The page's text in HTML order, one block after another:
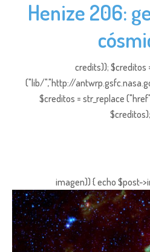
Henize 206:
credits)); $creditos
("lib/","http://
$creditos = str_replace
imagen)) { echo $post-